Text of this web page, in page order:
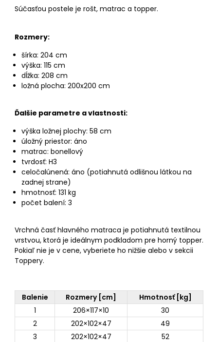
Súčasťou postele je rošt, matrac a topper.
Rozmery:
šírka: 204 cm
výška: 115 cm
dĺžka: 208 cm
ložná plocha: 200x200 cm
Ďalšie parametre a vlastnosti:
výška ložnej plochy: 58 cm
úložný priestor: áno
matrac: bonellový
tvrdosť: H3
celočalúnená: áno (potiahnutá odlišnou látkou na
zadnej strane)
hmotnosť: 131 kg
počet balení: 3
Vrchná časť hlavného matraca je potiahnutá textilnou
vrstvou, ktorá je ideálnym podkladom pre horný topper.
Pokiaľ nie je v cene, vyberiete ho nižšie alebo v sekcii
Toppery.
Balenie Rozmery [cm]
Hmotnosť [kg]
1
206×117×10
30
2
202×102×47
49
3
202×102×47 52